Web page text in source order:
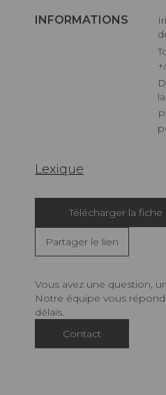
INFORMATIONS
Irrégularités naturelles
Tolérance de production
Débourrage naturel de
Pas d'échantillon
Lexique
Télécharger la
Partager le lien
Vous avez une question,
Notre équipe vous
délais.
Contact